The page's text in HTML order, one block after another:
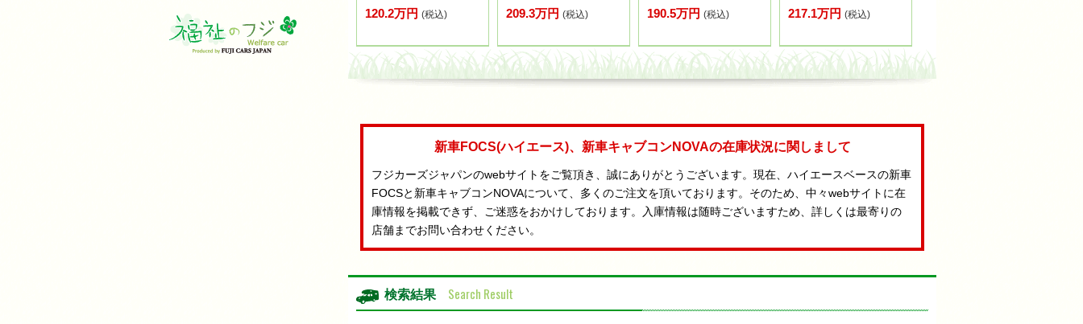
120.2万円 (税込) 209.3万円 (税込) 190.5万円 (税込) 217.1万円 (税込)
新車FOCS(ハイエース)、新車キャブコンNOVAの在庫状況に関しまして
フジカーズジャパンのwebサイトをご覧頂き、誠にありがとうございます。現在、ハイエースベースの新車
FOCSと新車キャブコンNOVAについて、多くのご注文を頂いております。そのため、中々webサイトに在
庫情報を掲載できず、ご迷惑をおかけしております。入庫情報は随時ございますため、詳しくは最寄りの
店舗までお問い合わせください。
検索結果 Search Result